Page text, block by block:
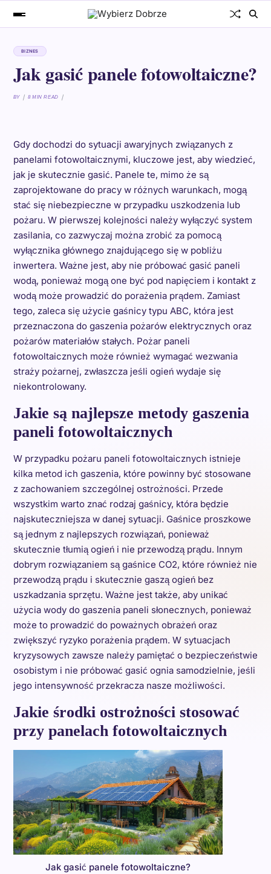
BIZNES
Jak gasić panele fotowoltaiczne?
BY 8 MIN READ
Gdy dochodzi do sytuacji awaryjnych związanych z
panelami fotowoltaicznymi, kluczowe jest, aby wiedzieć,
jak je skutecznie gasić. Panele te, mimo że są
zaprojektowane do pracy w różnych warunkach, mogą
stać się niebezpieczne w przypadku uszkodzenia lub
pożaru. W pierwszej kolejności należy wyłączyć system
zasilania, co zazwyczaj można zrobić za pomocą
wyłącznika głównego znajdującego się w pobliżu
inwertera. Ważne jest, aby nie próbować gasić paneli
wodą, ponieważ mogą one być pod napięciem i kontakt z
wodą może prowadzić do porażenia prądem. Zamiast
tego, zaleca się użycie gaśnicy typu ABC, która jest
przeznaczona do gaszenia pożarów elektrycznych oraz
pożarów materiałów stałych. Pożar paneli
fotowoltaicznych może również wymagać wezwania
straży pożarnej, zwłaszcza jeśli ogień wydaje się
niekontrolowany.
Jakie są najlepsze metody gaszenia
paneli fotowoltaicznych
W przypadku pożaru paneli fotowoltaicznych istnieje
kilka metod ich gaszenia, które powinny być stosowane
z zachowaniem szczególnej ostrożności. Przede
wszystkim warto znać rodzaj gaśnicy, która będzie
najskuteczniejsza w danej sytuacji. Gaśnice proszkowe
są jednym z najlepszych rozwiązań, ponieważ
skutecznie tłumią ogień i nie przewodzą prądu. Innym
dobrym rozwiązaniem są gaśnice CO2, które również nie
przewodzą prądu i skutecznie gaszą ogień bez
uszkadzania sprzętu. Ważne jest także, aby unikać
użycia wody do gaszenia paneli słonecznych, ponieważ
może to prowadzić do poważnych obrażeń oraz
zwiększyć ryzyko porażenia prądem. W sytuacjach
kryzysowych zawsze należy pamiętać o bezpieczeństwie
osobistym i nie próbować gasić ognia samodzielnie, jeśli
jego intensywność przekracza nasze możliwości.
Jakie środki ostrożności stosować
przy panelach fotowoltaicznych
Jak gasić panele fotowoltaiczne?